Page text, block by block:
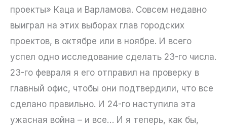
проекты» Каца и Варламова. Совсем недавно
выиграл на этих выборах глав городских
проектов, в октябре или в ноябре. И всего
успел одно исследование сделать 23-го числа.
23-го февраля я его отправил на проверку в
главный офис, чтобы они подтвердили, что все
сделано правильно. И 24-го наступила эта
ужасная война – и все… И я теперь, как бы,